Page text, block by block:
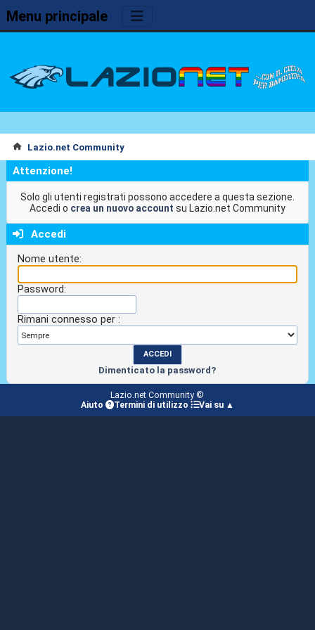
Menu principale
Lazio.net Community
Attenzione!
Solo gli utenti registrati possono accedere a questa sezione.
Accedi o crea un nuovo account su Lazio.net Community
Accedi
Nome utente:
Password:
Rimani connesso per :
Dimenticato la password?
Lazio.net Community ©
Aiuto
Termini di utilizzo Vai su ▲